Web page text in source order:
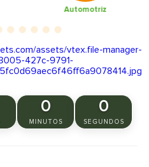
Automotriz
0
MINUTOS
0
SEGUNDOS
10. puerta